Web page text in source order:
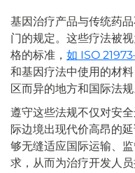
基因治疗产品与传统药
门的规定。这些疗法被
格的标准， 如 ISO
和基因疗法中使用的材
区而异的地方和国际法规
遵守这些法规不仅对安
际边境出现代价高昂的
够无缝适应国际运输、
求，从而为治疗开发人员